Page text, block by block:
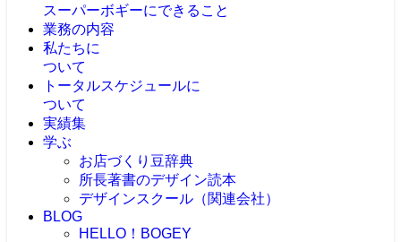
スーパーボギーにできること
業務の内容
私たちに
ついて
トータルスケジュールに
ついて
実績集
学ぶ
お店づくり豆辞典
所長著書のデザイン読本
デザインスクール（関連会社）
BLOG
HELLO！BOGEY